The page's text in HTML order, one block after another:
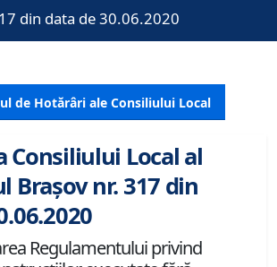
din data de 30.06.2020
de Hotărâri ale Consiliului Local
Consiliului Local al
Brașov nr. 317 din
Regulamentului privind